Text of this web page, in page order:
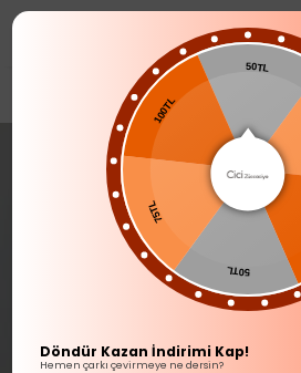
MUTFAK GEREÇLERİ Baharatlık
50TL
50TL
75TL
100TL
Döndür Kazan İndirimi Kap!
Hemen çarkı çevirmeye ne dersin?